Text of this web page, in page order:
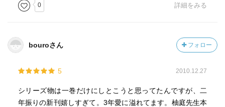
0 詳細をみる
bouroさん フォロー
5 2010.12.27
シリーズ物は一巻だけにしとこうと思ってたんですが、二
年振りの新刊嬉しすぎて。3年愛に溢れてます。柚庭先生本